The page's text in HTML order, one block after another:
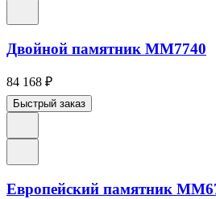
Двойной памятник ММ7740
84 168 ₽
Быстрый заказ
Европейский памятник